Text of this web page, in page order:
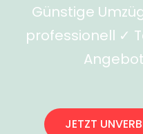
Günstige
professionell ✓
JETZT